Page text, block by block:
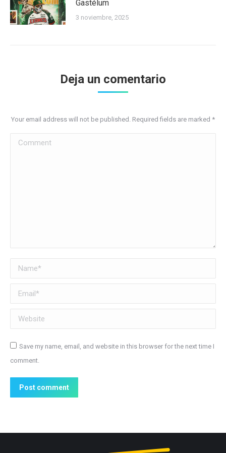
Gastélum
3 noviembre, 2025
Deja un comentario
Your email address will not be published. Required fields are marked *
Comment
Name *
Email *
Website
Save my name, email, and website in this browser for the next time I
comment.
Post comment